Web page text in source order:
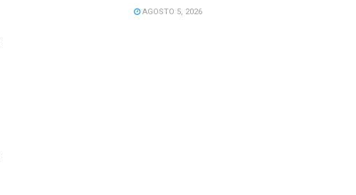
AGOSTO 5, 2026